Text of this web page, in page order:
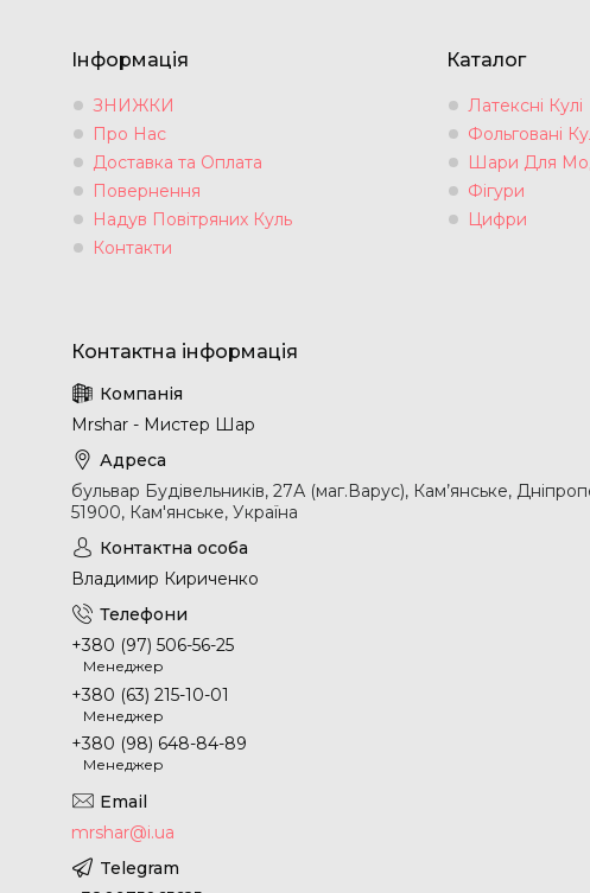
Інформація
ЗНИЖКИ
Про Нас
Доставка та Оплата
Повернення
Надув Повітряних Куль
Контакти
Каталог
Латексні Кулі
Фольговані
Шари Для
Фігури
Цифри
Mrshar - Мистер Шар
бульвар Будівельників, 27А (маг.Варус), Кам’янське,
51900, Кам'янське, Україна
Владимир Кириченко
+380 (97) 506-56-25
Менеджер
+380 (63) 215-10-01
Менеджер
+380 (98) 648-84-89
Менеджер
mrshar@i.ua